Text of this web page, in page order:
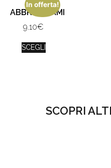
In offerta!
ABBRACCIAMI
9.10€
SCEGLI
SCOPRI